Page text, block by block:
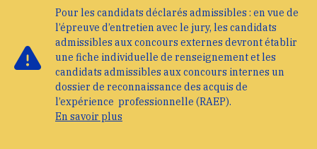
Pour les candidats déclarés admissibles : en vue de
l’épreuve d’entretien avec le jury, les candidats
admissibles aux concours externes devront établir
une fiche individuelle de renseignement et les
candidats admissibles aux concours internes un
dossier de reconnaissance des acquis de
l’expérience professionnelle (RAEP).
En savoir plus